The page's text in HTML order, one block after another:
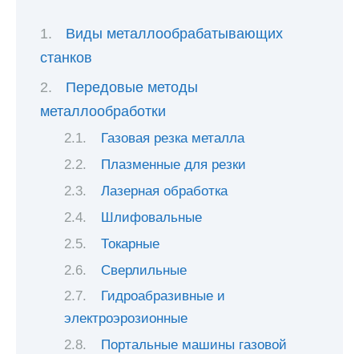
Виды металлообрабатывающих
станков
Передовые методы
металлообработки
Газовая резка металла
Плазменные для резки
Лазерная обработка
Шлифовальные
Токарные
Сверлильные
Гидроабразивные и
электроэрозионные
Портальные машины газовой